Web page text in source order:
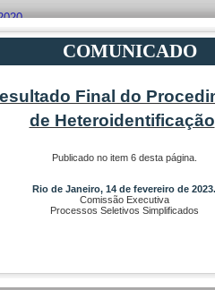
1999
2004
2011
2018
2019
nº 4/2018
COMUNICADO
Final do
de Heteroidentificação
Publicado no item 6 desta página.
Rio de Janeiro, 14 de fevereiro de 2023.
Comissão Executiva
Processos Seletivos Simplificados